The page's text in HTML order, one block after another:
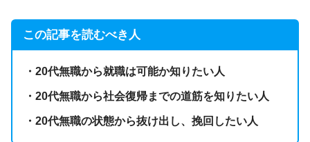
この記事を読むべき人
・20代無職から就職は可能か知りたい人
・20代無職から社会復帰までの道筋を知りたい人
・20代無職の状態から抜け出し、挽回したい人